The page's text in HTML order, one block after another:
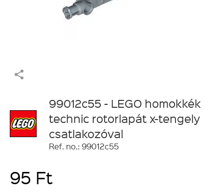
99012c55 - LEGO homokkék
technic rotorlapát x-tengely
csatlakozóval
Ref. no.: 99012c55
95 Ft